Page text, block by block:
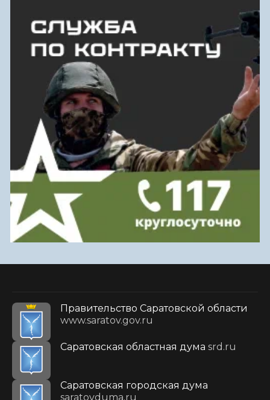
Правительство Саратовской области
www.saratov.gov.ru
Саратовская областная дума srd.ru
Саратовская городская дума
saratovduma.ru